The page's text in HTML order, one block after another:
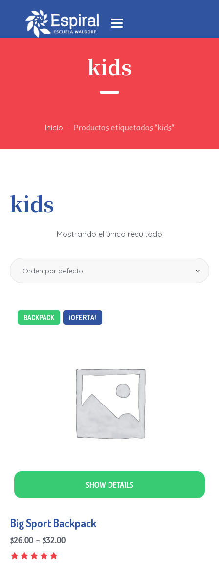
kids
Inicio - Productos etiquetados “kids”
kids
Mostrando el único resultado
SHOW DETAILS
BACKPACK ¡OFERTA!
Big Sport Backpack
$26.00 –$32.00